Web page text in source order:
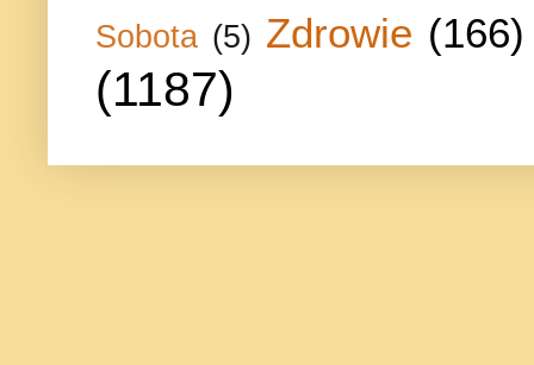
Sobota (5) Zdrowie (166)
(1187)